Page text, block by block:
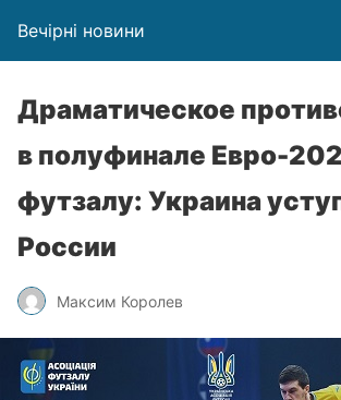
Вечірні новини
Драматическое
в полуфинале Евро-
футзалу: Украина
России
Максим Королев